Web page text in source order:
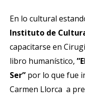
En lo cultural
Instituto de
capacitarse en
libro humanístico,
Ser” por lo que fue
Carmen Llorca a